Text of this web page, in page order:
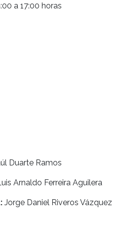
a 17:00 horas
Duarte Ramos
Arnaldo Ferreira Aguilera
Jorge Daniel Riveros Vázquez